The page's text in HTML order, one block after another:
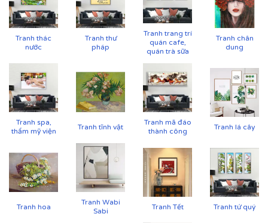
Tranh thác
nước
Tranh thư
pháp
Tranh trang trí
quán cafe,
quán trà sữa
Tranh chân
dung
Tranh spa,
thẩm mỹ viện
Tranh tĩnh vật
Tranh mã đáo
thành công
Tranh lá cây
Tranh hoa
Tranh Wabi
Sabi
Tranh Tết Tranh tứ quý